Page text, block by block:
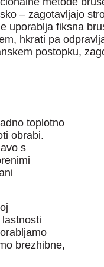
– zagotavljajo
uporablja fiksna
hkrati pa
postopku,
toplotno
obrabi.
s
brezhibne,